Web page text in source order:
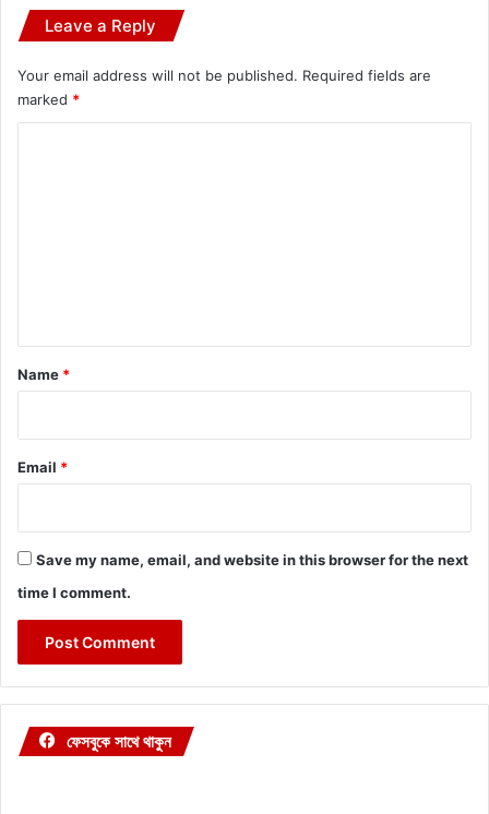
Leave a Reply
Your email address will not be published. Required fields are
marked *
*
Name *
Email *
Save my name, email, and website in this browser for the next
time I comment.
ফেসবুকে সাথে থাকুন